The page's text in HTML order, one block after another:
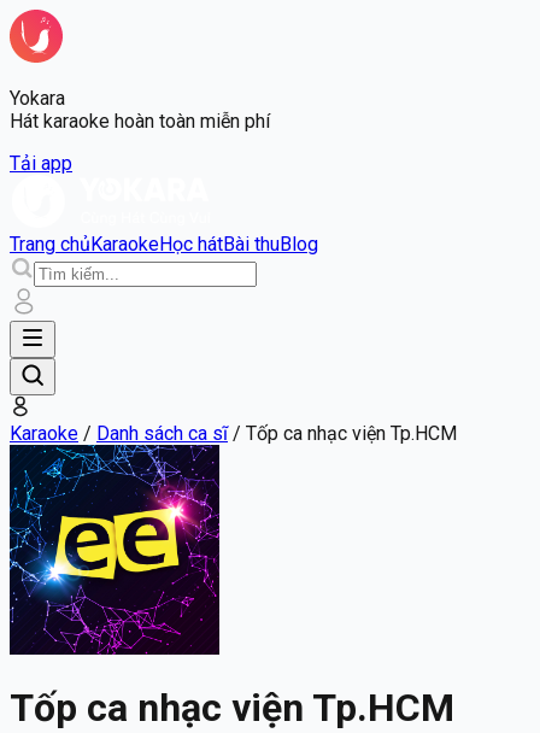
Yokara
Hát karaoke hoàn toàn miễn phí
Tải app
Trang chủKaraokeHọc hátBài thuBlog
Karaoke / Danh sách ca sĩ/ Tốp ca nhạc viện Tp.HCM
Tốp ca nhạc viện Tp.HCM